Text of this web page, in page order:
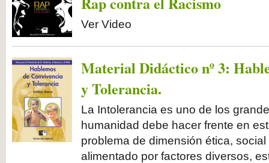
Ver Video
Material Didáctico nº 3:
y Tolerancia.
La Intolerancia es uno de los
humanidad debe hacer frente en
problema de dimensión ética,
alimentado por factores diversos,